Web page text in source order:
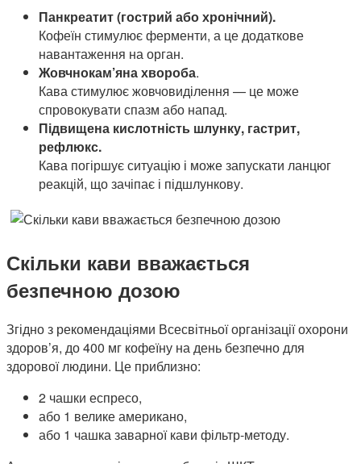
Панкреатит (гострий або хронічний).
Кофеїн стимулює ферменти, а це додаткове
навантаження на орган.
Жовчнокам’яна хвороба.
Кава стимулює жовчовиділення — це може
спровокувати спазм або напад.
Підвищена кислотність шлунку, гастрит,
рефлюкс.
Кава погіршує ситуацію і може запускати ланцюг
реакцій, що зачіпає і підшлункову.
Скільки кави вважається
безпечною дозою
Згідно з рекомендаціями Всесвітньої організації охорони
здоров’я, до 400 мг кофеїну на день безпечно для
здорової людини. Це приблизно:
2 чашки еспресо,
або 1 велике американо,
або 1 чашка заварної кави фільтр-методу.